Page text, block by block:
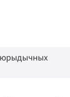
юрыдычных